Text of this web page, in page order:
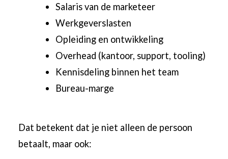
Salaris van de marketeer
Werkgeverslasten
Opleiding en ontwikkeling
Overhead (kantoor, support, tooling)
Kennisdeling binnen het team
Bureau-marge
Dat betekent dat je niet alleen de persoon
betaalt, maar ook: